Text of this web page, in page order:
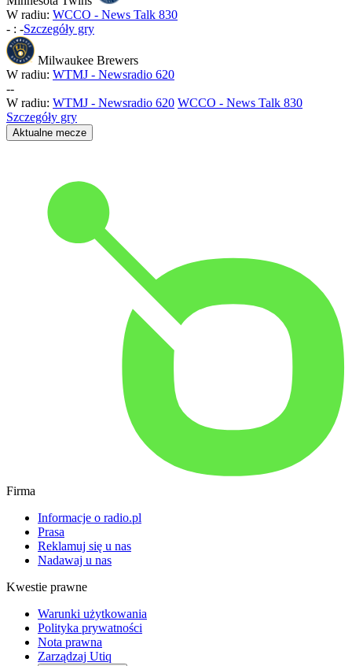
W radiu: WCCO - News Talk 830
- : -Szczegóły gry
Milwaukee Brewers
W radiu: WTMJ - Newsradio 620
--
W radiu: WTMJ - Newsradio 620 WCCO - News Talk 830
Szczegóły gry
Aktualne mecze
Firma
Informacje o radio.pl
Prasa
Reklamuj się u nas
Nadawaj u nas
Kwestie prawne
Warunki użytkowania
Polityka prywatności
Nota prawna
Zarządzaj Utiq